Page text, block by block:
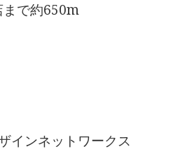
まで約650m
ネットワークス